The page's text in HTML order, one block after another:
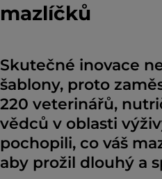
mazlíčků
Skutečné inovace
šablony, proto
220 veterinářů,
vědců v oblasti
pochopili, co váš
aby prožil dlouhý a